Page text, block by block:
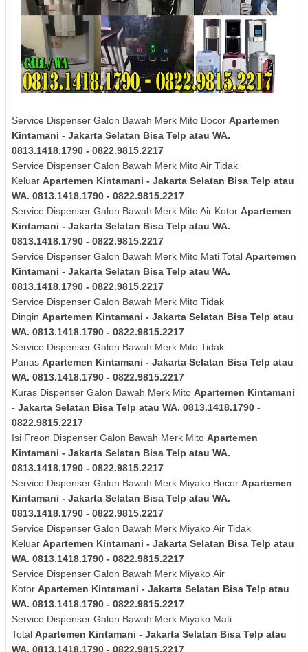
Service Dispenser Galon Bawah Merk Mito Bocor Apartemen
Kintamani - Jakarta Selatan Bisa Telp atau WA.
0813.1418.1790 - 0822.9815.2217
Service Dispenser Galon Bawah Merk Mito Air Tidak
Keluar Apartemen Kintamani - Jakarta Selatan Bisa Telp atau
WA. 0813.1418.1790 - 0822.9815.2217
Service Dispenser Galon Bawah Merk Mito Air Kotor Apartemen
Kintamani - Jakarta Selatan Bisa Telp atau WA.
0813.1418.1790 - 0822.9815.2217
Service Dispenser Galon Bawah Merk Mito Mati Total Apartemen
Kintamani - Jakarta Selatan Bisa Telp atau WA.
0813.1418.1790 - 0822.9815.2217
Service Dispenser Galon Bawah Merk Mito Tidak
Dingin Apartemen Kintamani - Jakarta Selatan Bisa Telp atau
WA. 0813.1418.1790 - 0822.9815.2217
Service Dispenser Galon Bawah Merk Mito Tidak
Panas Apartemen Kintamani - Jakarta Selatan Bisa Telp atau
WA. 0813.1418.1790 - 0822.9815.2217
Kuras Dispenser Galon Bawah Merk Mito Apartemen Kintamani
- Jakarta Selatan Bisa Telp atau WA. 0813.1418.1790 -
0822.9815.2217
Isi Freon Dispenser Galon Bawah Merk Mito Apartemen
Kintamani - Jakarta Selatan Bisa Telp atau WA.
0813.1418.1790 - 0822.9815.2217
Service Dispenser Galon Bawah Merk Miyako Bocor Apartemen
Kintamani - Jakarta Selatan Bisa Telp atau WA.
0813.1418.1790 - 0822.9815.2217
Service Dispenser Galon Bawah Merk Miyako Air Tidak
Keluar Apartemen Kintamani - Jakarta Selatan Bisa Telp atau
WA. 0813.1418.1790 - 0822.9815.2217
Service Dispenser Galon Bawah Merk Miyako Air
Kotor Apartemen Kintamani - Jakarta Selatan Bisa Telp atau
WA. 0813.1418.1790 - 0822.9815.2217
Service Dispenser Galon Bawah Merk Miyako Mati
Total Apartemen Kintamani - Jakarta Selatan Bisa Telp atau
WA. 0813.1418.1790 - 0822.9815.2217